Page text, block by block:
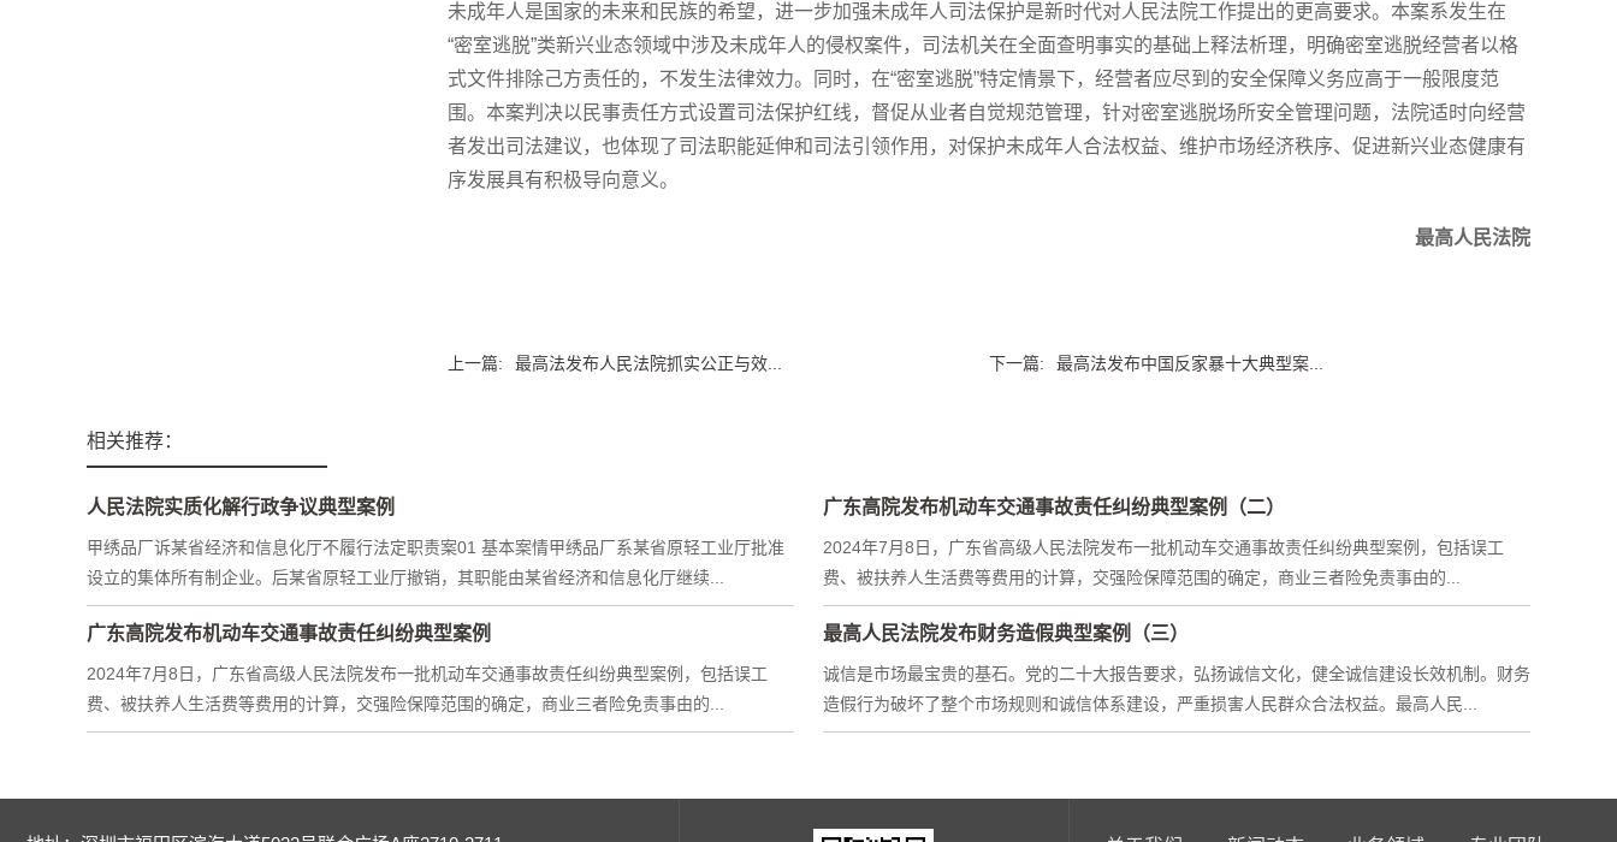
未成年人是国家的未来和民族的希望，进一步加强未成年人司法保护是新时代对人民法院工作提出的更高要求。本案系发生在
“密室逃脱”类新兴业态领域中涉及未成年人的侵权案件，司法机关在全面查明事实的基础上释法析理，明确密室逃脱经营者以格
式文件排除己方责任的，不发生法律效力。同时，在“密室逃脱”特定情景下，经营者应尽到的安全保障义务应高于一般限度范
围。本案判决以民事责任方式设置司法保护红线，督促从业者自觉规范管理，针对密室逃脱场所安全管理问题，法院适时向经营
者发出司法建议，也体现了司法职能延伸和司法引领作用，对保护未成年人合法权益、维护市场经济秩序、促进新兴业态健康有
序发展具有积极导向意义。
最高人民法院
上一篇: 最高法发布人民法院抓实公正与效... 下一篇: 最高法发布中国反家暴十大典型案...
相关推荐：
人民法院实质化解行政争议典型案例
甲绣品厂诉某省经济和信息化厅不履行法定职责案01 基本案情甲绣品厂系某省原轻工业厅批准
设立的集体所有制企业。后某省原轻工业厅撤销，其职能由某省经济和信息化厅继续...
广东高院发布机动车交通事故责任纠纷典型案例（二）
2024年7月8日，广东省高级人民法院发布一批机动车交通事故责任纠纷典型案例，包括误工
费、被扶养人生活费等费用的计算，交强险保障范围的确定，商业三者险免责事由的...
广东高院发布机动车交通事故责任纠纷典型案例
2024年7月8日，广东省高级人民法院发布一批机动车交通事故责任纠纷典型案例，包括误工
费、被扶养人生活费等费用的计算，交强险保障范围的确定，商业三者险免责事由的...
最高人民法院发布财务造假典型案例（三）
诚信是市场最宝贵的基石。党的二十大报告要求，弘扬诚信文化，健全诚信建设长效机制。财务
造假行为破坏了整个市场规则和诚信体系建设，严重损害人民群众合法权益。最高人民...